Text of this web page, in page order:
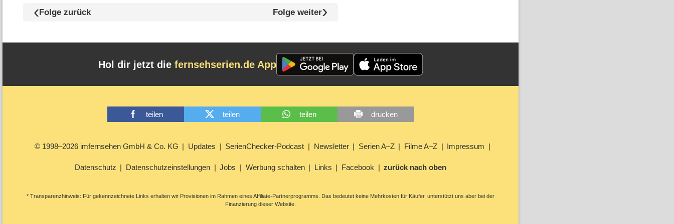
Folge zurück Folge weiter
Hol dir jetzt die fernsehserien.de App
teilen teilen teilen drucken
© 1998–2026 imfernsehen GmbH & Co. KG Updates SerienChecker-Podcast Newsletter Serien A–Z Filme A–Z Impressum
Datenschutz Datenschutzeinstellungen Jobs Werbung schalten Links Facebook zurück nach oben
* Transparenzhinweis: Für gekennzeichnete Links erhalten wir Provisionen im Rahmen eines Affiliate-Partnerprogramms. Das bedeutet keine Mehrkosten für Käufer, unterstützt uns aber bei der
Finanzierung dieser Website.